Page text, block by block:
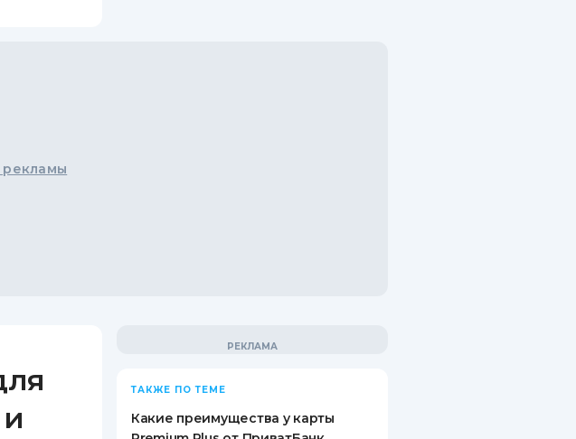
ТАКЖЕ ПО ТЕМЕ
Какие преимущества у карты